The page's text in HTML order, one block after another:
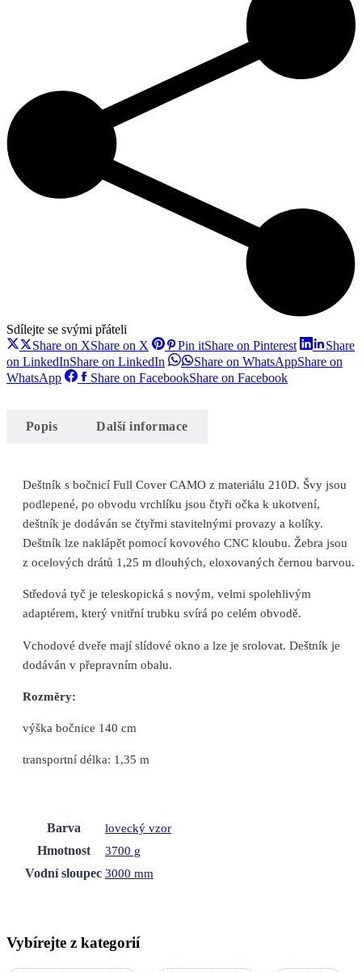
Sdílejte se svými přáteli
Share on XShare on X Pin itShare on Pinterest
Share
on LinkedInShare on LinkedIn Share on WhatsAppShare on
WhatsApp
Share on FacebookShare on Facebook
Popis Další informace
Deštník s bočnicí Full Cover CAMO z materiálu 210D. Švy jsou
podlepené, po obvodu vrchlíku jsou čtyři očka k ukotvení,
deštník je dodáván se čtyřmi stavitelnými provazy a kolíky.
Deštník lze naklápět pomocí kovového CNC kloubu. Žebra jsou
z ocelových drátů 1,25 m dlouhých, eloxovaných černou barvou.
Středová tyč je teleskopická s novým, velmi spolehlivým
adaptérem, který vnitřní trubku svírá po celém obvodě.
Vchodové dveře mají slídové okno a lze je srolovat. Deštník je
dodáván v přepravním obalu.
Rozměry:
výška bočnice 140 cm
transportní délka: 1,35 m
Barva
lovecký vzor
Hmotnost
3700 g
Vodní sloupec 3000 mm
Vybírejte z kategorií